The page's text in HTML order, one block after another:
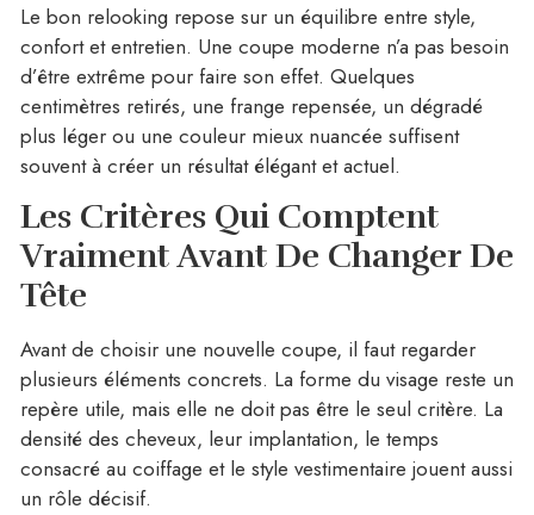
Le bon relooking repose sur un équilibre entre style,
confort et entretien. Une coupe moderne n’a pas besoin
d’être extrême pour faire son effet. Quelques
centimètres retirés, une frange repensée, un dégradé
plus léger ou une couleur mieux nuancée suffisent
souvent à créer un résultat élégant et actuel.
Les Critères Qui Comptent
Vraiment Avant De Changer De
Tête
Avant de choisir une nouvelle coupe, il faut regarder
plusieurs éléments concrets. La forme du visage reste un
repère utile, mais elle ne doit pas être le seul critère. La
densité des cheveux, leur implantation, le temps
consacré au coiffage et le style vestimentaire jouent aussi
un rôle décisif.